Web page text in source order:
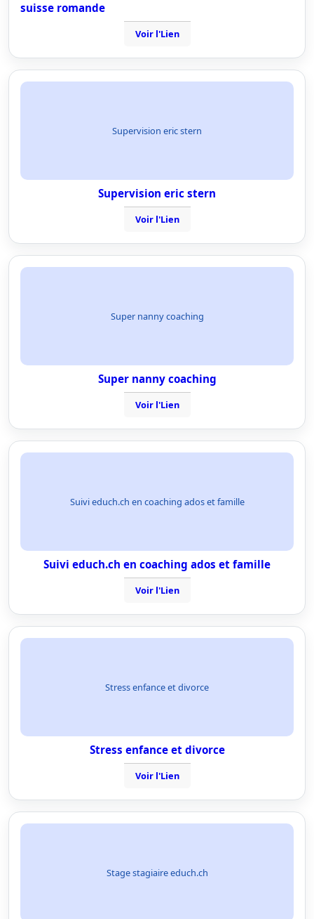
suisse romande
Voir l'Lien
Supervision eric stern
Supervision eric stern
Voir l'Lien
Super nanny coaching
Super nanny coaching
Voir l'Lien
Suivi educh.ch en coaching ados et famille
Suivi educh.ch en coaching ados et famille
Voir l'Lien
Stress enfance et divorce
Stress enfance et divorce
Voir l'Lien
Stage stagiaire educh.ch